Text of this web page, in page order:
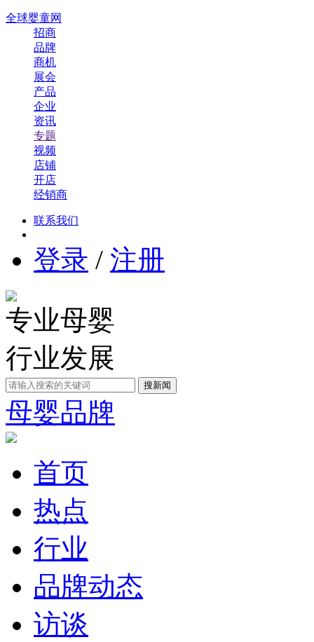
全球婴童网
招商
品牌
商机
展会
产品
企业
资讯
专题
视频
店铺
开店
经销商
联系我们
登录 / 注册
专业母婴
行业发展
母婴品牌
首页
热点
行业
品牌动态
访谈